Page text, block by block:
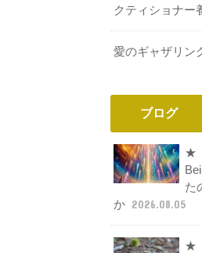
クティショナー
愛のギャザリン
ブログ
★
た
か 2026.08.05
★